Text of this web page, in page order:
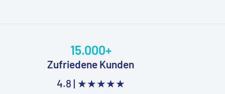
15.000+
Zufriedene Kunden
4.8 | ★★★★★